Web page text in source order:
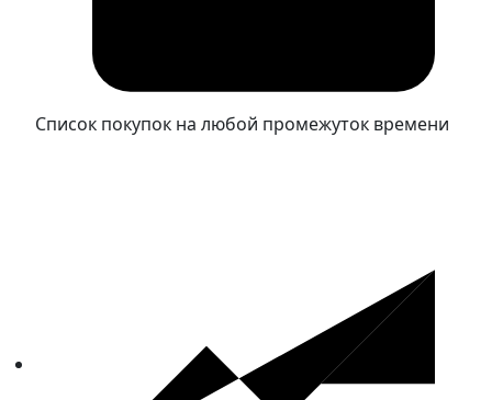
Список покупок на любой промежуток времени